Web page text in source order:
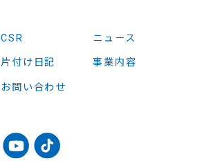
CSR ニュース
片付け日記 事業内容
お問い合わせ